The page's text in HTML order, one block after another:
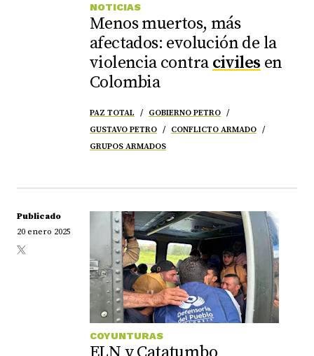
NOTICIAS
Menos muertos, más
afectados: evolución de la
violencia contra civilesen
Colombia
PAZ TOTAL
GOBIERNO PETRO
GUSTAVO PETRO
CONFLICTO ARMADO
GRUPOS ARMADOS
Publicado
20 enero 2025
COYUNTURAS